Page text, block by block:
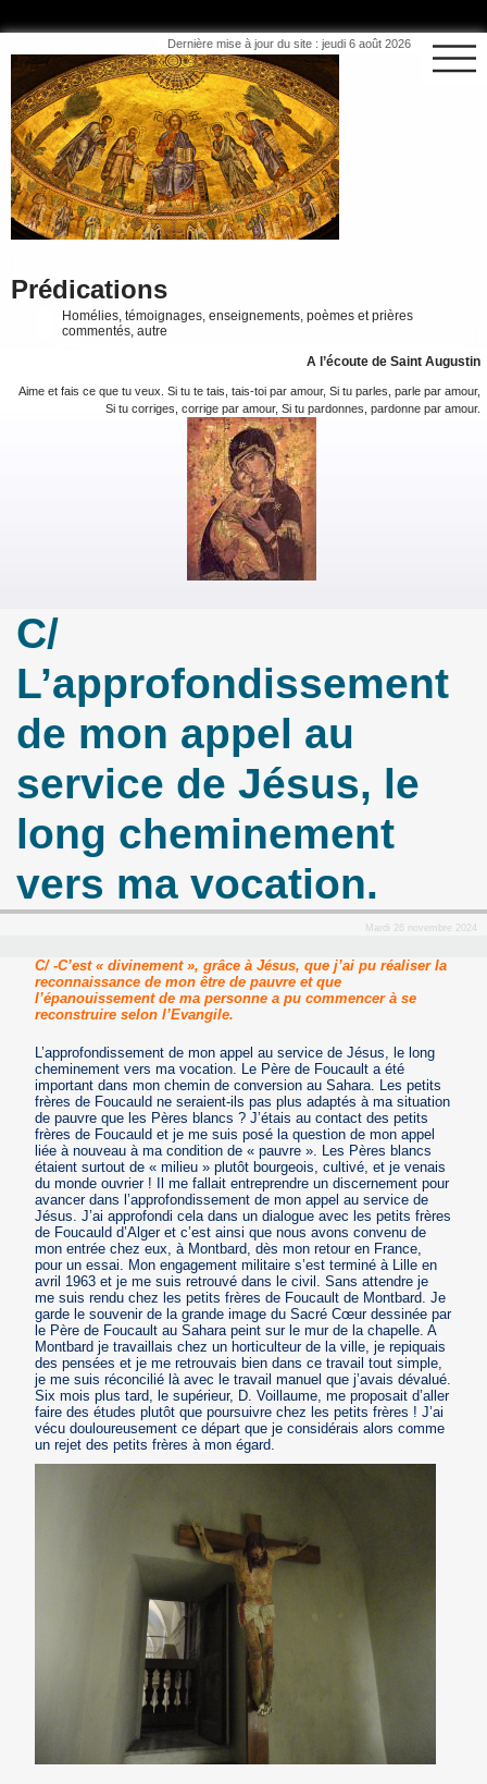
Dernière mise à jour du site : jeudi 6 août 2026
Prédications
Homélies, témoignages, enseignements, poèmes et prières
commentés, autre
A l’écoute de Saint Augustin
Aime et fais ce que tu veux. Si tu te tais, tais-toi par amour, Si tu parles, parle par amour,
Si tu corriges, corrige par amour, Si tu pardonnes, pardonne par amour.
C/
L’approfondissement
de mon appel au
service de Jésus, le
long cheminement
vers ma vocation.
Mardi 26 novembre 2024
C/ -C’est « divinement », grâce à Jésus, que j’ai pu réaliser la
reconnaissance de mon être de pauvre et que
l’épanouissement de ma personne a pu commencer à se
reconstruire selon l’Evangile.
L’approfondissement de mon appel au service de Jésus, le long
cheminement vers ma vocation. Le Père de Foucault a été
important dans mon chemin de conversion au Sahara. Les petits
frères de Foucauld ne seraient-ils pas plus adaptés à ma situation
de pauvre que les Pères blancs ? J’étais au contact des petits
frères de Foucauld et je me suis posé la question de mon appel
liée à nouveau à ma condition de « pauvre ». Les Pères blancs
étaient surtout de « milieu » plutôt bourgeois, cultivé, et je venais
du monde ouvrier ! Il me fallait entreprendre un discernement pour
avancer dans l’approfondissement de mon appel au service de
Jésus. J’ai approfondi cela dans un dialogue avec les petits frères
de Foucauld d’Alger et c’est ainsi que nous avons convenu de
mon entrée chez eux, à Montbard, dès mon retour en France,
pour un essai. Mon engagement militaire s’est terminé à Lille en
avril 1963 et je me suis retrouvé dans le civil. Sans attendre je
me suis rendu chez les petits frères de Foucault de Montbard. Je
garde le souvenir de la grande image du Sacré Cœur dessinée par
le Père de Foucault au Sahara peint sur le mur de la chapelle. A
Montbard je travaillais chez un horticulteur de la ville, je repiquais
des pensées et je me retrouvais bien dans ce travail tout simple,
je me suis réconcilié là avec le travail manuel que j’avais dévalué.
Six mois plus tard, le supérieur, D. Voillaume, me proposait d’aller
faire des études plutôt que poursuivre chez les petits frères ! J’ai
vécu douloureusement ce départ que je considérais alors comme
un rejet des petits frères à mon égard.